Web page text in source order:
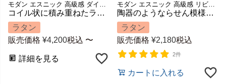
コイル状に積み重ねたラタンのマルチバスケット TSUMUKURI Lサイズ 約直径30×H32cm 容量13L [13060]
ラタン
販売価格 ¥4,200税込 〜
詳細を見る
陶器のようならせん模様が美しいラタンのフラワーベース くびれ型 高さ約30cm TSUMUKURI [12670]
ラタン
販売価格 ¥2,180税込
2件
カートに入れる